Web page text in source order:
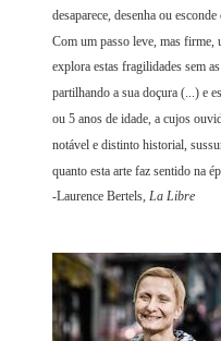
desaparece, desenha ou
Com um passo leve, mas firme,
explora estas fragilidades sem
partilhando a sua doçura (...) e
ou 5 anos de idade, a cujos
notável e distinto historial,
quanto esta arte faz sentido na
-Laurence Bertels,La Libre